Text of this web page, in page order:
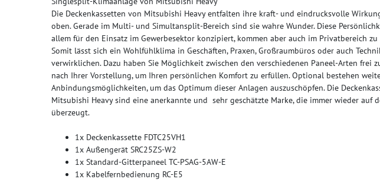
Die Deckenkassetten von Mitsubishi Heavy entfalten ihre kraft- und eindrucksvolle
oben. Gerade im Multi- und Simultansplit-Bereich sind sie wahre Wunder. Diese
allem für den Einsatz im Gewerbesektor konzipiert, kommen aber auch im Privatbereich zu
Somit lässt sich ein Wohlfühlklima in Geschäften, Praxen, Großraumbüros oder auch
verwirklichen. Dazu haben Sie Möglichkeit zwischen den verschiedenen Paneel-Arten frei
nach Ihrer Vorstellung, um Ihren persönlichen Komfort zu erfüllen. Optional bestehen
Anbindungsmöglichkeiten, um das Optimum dieser Anlagen auszuschöpfen. Die
Mitsubishi Heavy sind eine anerkannte und sehr geschätzte Marke, die immer wieder auf
überzeugt.
1x Deckenkassette FDTC25VH1
1x Außengerät SRC25ZS-W2
1x Standard-Gitterpaneel TC-PSAG-5AW-E
1x Kabelfernbedienung RC-E5